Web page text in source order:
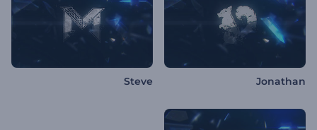
Jonathan
Steve